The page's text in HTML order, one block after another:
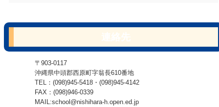
〒903-0117
沖縄県中頭郡西原町字翁長610番地
TEL：(098)945-5418・(098)945-4142
FAX：(098)946-0339
MAIL:school@nishihara-h.open.ed.jp